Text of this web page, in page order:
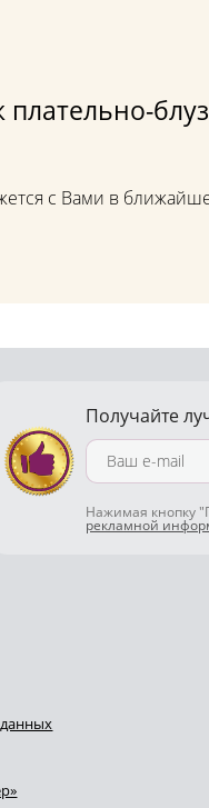
плательно-
с Вами в
Получайте
Нажимая кнопку
рекламной